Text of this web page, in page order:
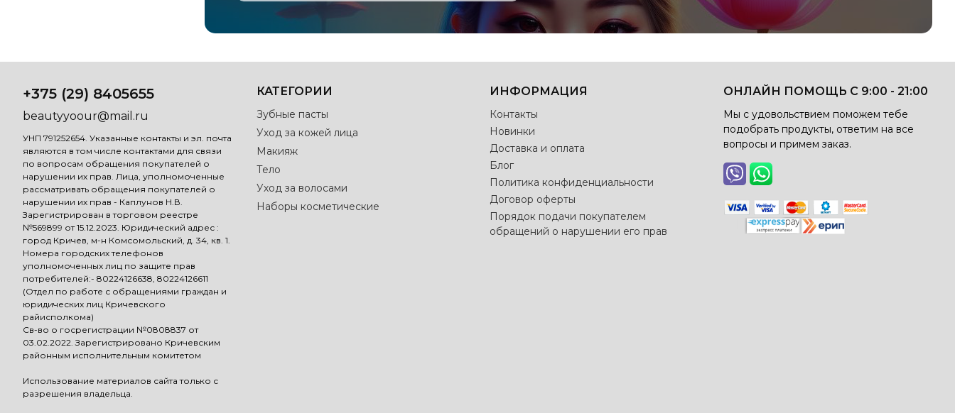
+375 (29) 8405655
beautyyoour@mail.ru
УНП 791252654. Указанные контакты и эл. почта
являются в том числе контактами для связи
по вопросам обращения покупателей о
нарушении их прав. Лица, уполномоченные
рассматривать обращения покупателей о
нарушении их прав - Каплунов Н.В.
Зарегистрирован в торговом реестре
№569899 от 15.12.2023. Юридический адрес :
город Кричев, м-н Комсомольский, д. 34, кв. 1.
Номера городских телефонов
уполномоченных лиц по защите прав
потребителей:- 80224126638, 80224126611
(Отдел по работе с обращениями граждан и
юридических лиц Кричевского
райисполкома)
Св-во о госрегистрации №0808837 от
03.02.2022. Зарегистрировано Кричевским
районным исполнительным комитетом
Использование материалов сайта только с
разрешения владельца.
КАТЕГОРИИ
Зубные пасты
Уход за кожей лица
Макияж
Тело
Уход за волосами
Наборы косметические
ИНФОРМАЦИЯ
Контакты
Новинки
Доставка и оплата
Блог
Политика конфиденциальности
Договор оферты
Порядок подачи покупателем
обращений о нарушении его прав
ОНЛАЙН ПОМОЩЬ С 9:00 - 21:00
Мы с удовольствием поможем тебе
подобрать продукты, ответим на все
вопросы и примем заказ.